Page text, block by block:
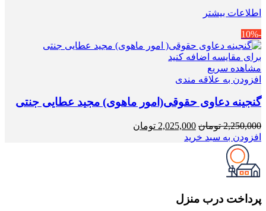
اطلاعات بیشتر
-10%
برای مقایسه اضافه کنید
مشاهده سریع
افزودن به علاقه مندی
گنجینه دعاوی حقوقی(امور ماهوی) مجید عطایی جنتی
2,250,000 تومان قیمت
اصلی
2,025,000 تومان
افزودن به سبد خرید
پرداخت درب منزل